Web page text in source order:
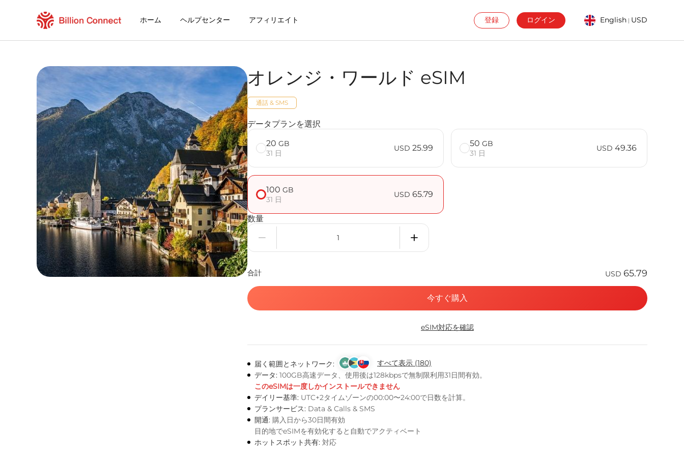
ホーム ヘルプセンター アフィリエイト 登録 ログイン English | USD
現在の目的地の周遊プラン
eSIMの利用方法
Cote D'IvoireでBillion Connect eSIMを利用するメリット
Billion Connect オレンジ・ワールド eSIM FAQ
目的地とデータプランを選ぶ
eSIMをインストールする
データプランを利用する
安定したインターネット接続
ローミング費用を回避
24時間年中無休のカスタマーサービス
簡単なインストール
国内の電話番号をそのままキープ
ローカル・周遊プラン
オレンジ・ワールド eSIM
通話 & SMS
データプランを選択
20 GB
31 日
USD 25.99 50 GB
31 日
USD 49.36
100 GB
31 日
USD 65.79
数量
合計 USD 65.79
今すぐ購入
eSIM対応を確認
届く範囲とネットワーク:
すべて表示 (180)
データ: 100GB高速データ、使用後は128kbpsで無制限利用31日間有効。
このeSIMは一度しかインストールできません
デイリー基準: UTC+2タイムゾーンの00:00〜24:00で日数を計算。
プランサービス: Data & Calls & SMS
開通: 購入日から30日間有効
目的地でeSIMを有効化すると自動でアクティベート
ホットスポット共有: 対応